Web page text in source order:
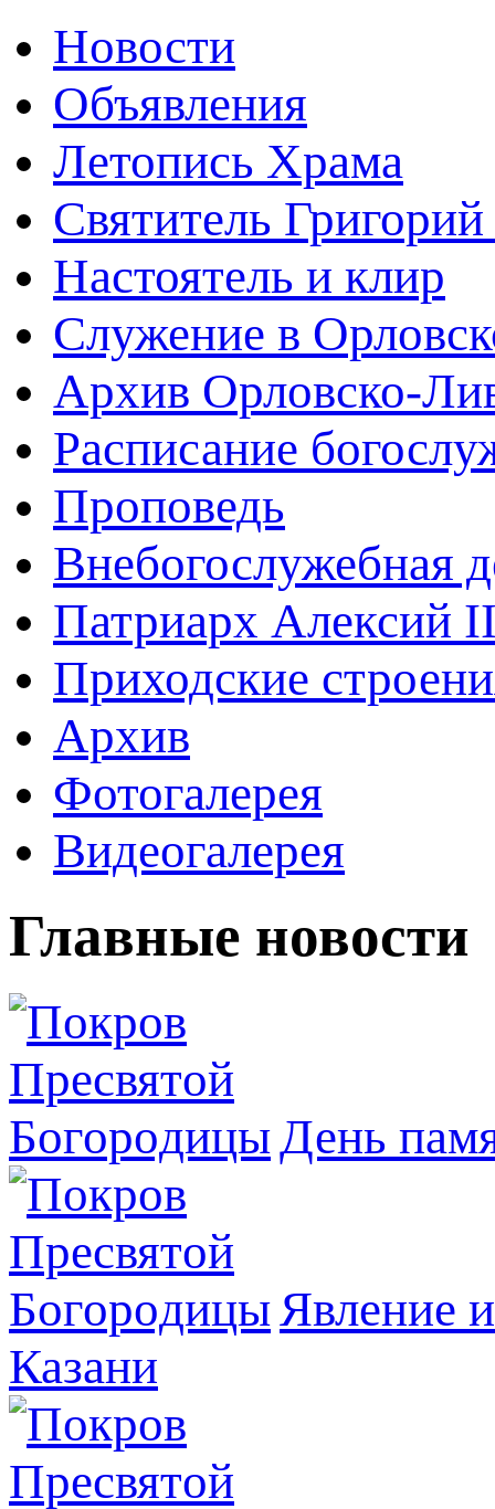
Новости
Объявления
Летопись Храма
Святитель
Настоятель и клир
Служение в
Архив Орловско-
Расписание
Проповедь
Внебогослужебная
Патриарх Алексий
Приходские
Архив
Фотогалерея
Видеогалерея
Главные новости
День
Явлeние
Казани